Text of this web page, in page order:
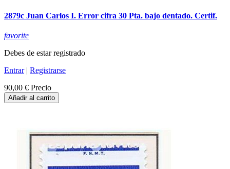
2879c Juan Carlos I. Error cifra 30 Pta. bajo dentado. Certif.
favorite
Debes de estar registrado
Entrar| Registrarse
90,00 € Precio
Añadir al carrito